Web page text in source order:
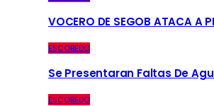
VOCERO DE SEGOB ATACA A
ESCOBEDO
Se Presentaran Faltas De
ESCOBEDO